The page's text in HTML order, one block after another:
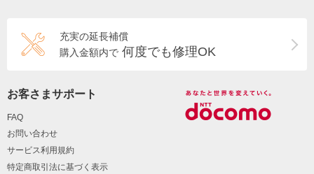
充実の延長補償
購入金額内で 何度でも修理OK
お客さまサポート
FAQ
お問い合わせ
サービス利用規約
特定商取引法に基づく表示